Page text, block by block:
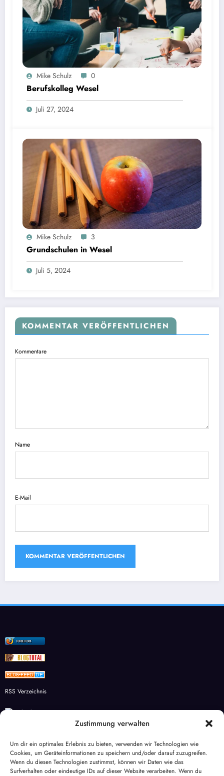
Zustimmung verwalten
Um dir ein optimales Erlebnis zu bieten, verwenden wir Technologien wie
Cookies, um Geräteinformationen zu speichern und/oder darauf zuzugreifen.
Wenn du diesen Technologien zustimmst, können wir Daten wie das
Surfverhalten oder eindeutige IDs auf dieser Website verarbeiten. Wenn du
Mike Schulz 0
Berufskolleg Wesel
Juli 27, 2024
Mike Schulz 3
Grundschulen in Wesel
Juli 5, 2024
KOMMENTAR VERÖFFENTLICHEN
Kommentare
Name
E-Mail
FIREFOX
RSS Verzeichnis
aqua-global